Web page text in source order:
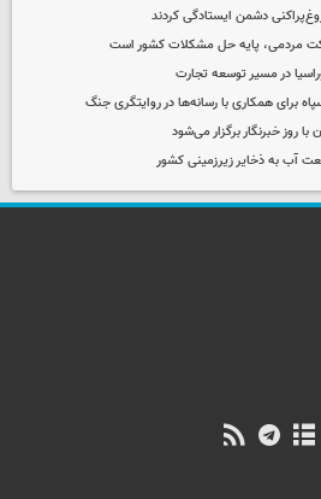
دشمن ایستادگی کردند
مردمی، پایه حل مشکلات کشور است
در مسیر توسعه تجارت
برای همکاری با رسانه‌ها در روایتگری جنگ
خبرنگار برگزار می‌شود